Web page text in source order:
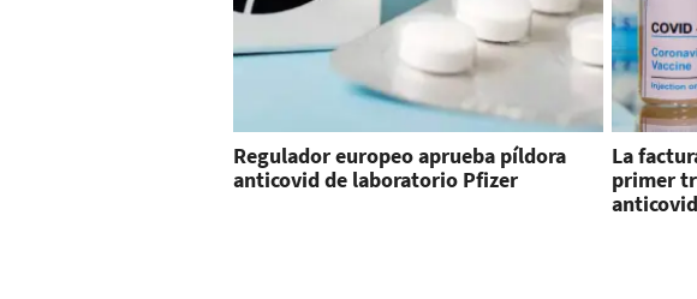
Regulador europeo aprueba píldora
anticovid de laboratorio Pfizer
La
primer
anticovid